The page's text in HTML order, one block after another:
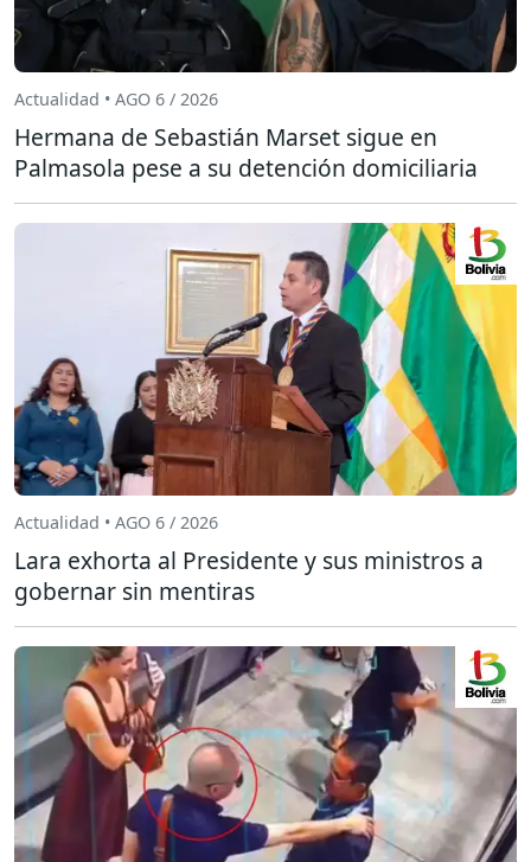
Actualidad • AGO 6 / 2026
Hermana de Sebastián Marset sigue en
Palmasola pese a su detención domiciliaria
Actualidad • AGO 6 / 2026
Lara exhorta al Presidente y sus ministros a
gobernar sin mentiras